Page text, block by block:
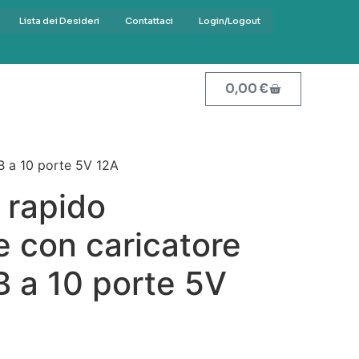
Lista dei Desideri Contattaci Login/Logout
0,00€
a 10 porte 5V 12A
con caricatore
a 10 porte 5V